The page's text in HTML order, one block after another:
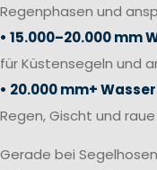
Regenphasen und
• 15.000–20.000 mm
für Küstensegeln und
• 20.000 mm+
Regen, Gischt und
Gerade bei